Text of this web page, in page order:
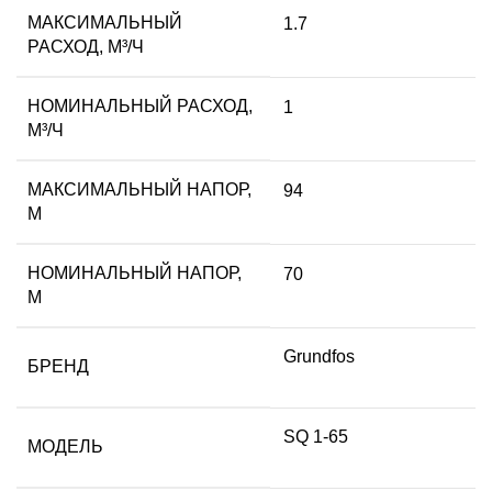
МАКСИМАЛЬНЫЙ
РАСХОД, М³/Ч
1.7
НОМИНАЛЬНЫЙ РАСХОД,
М³/Ч
1
МАКСИМАЛЬНЫЙ НАПОР,
М
94
НОМИНАЛЬНЫЙ НАПОР,
М
70
БРЕНД
Grundfos
МОДЕЛЬ
SQ 1-65